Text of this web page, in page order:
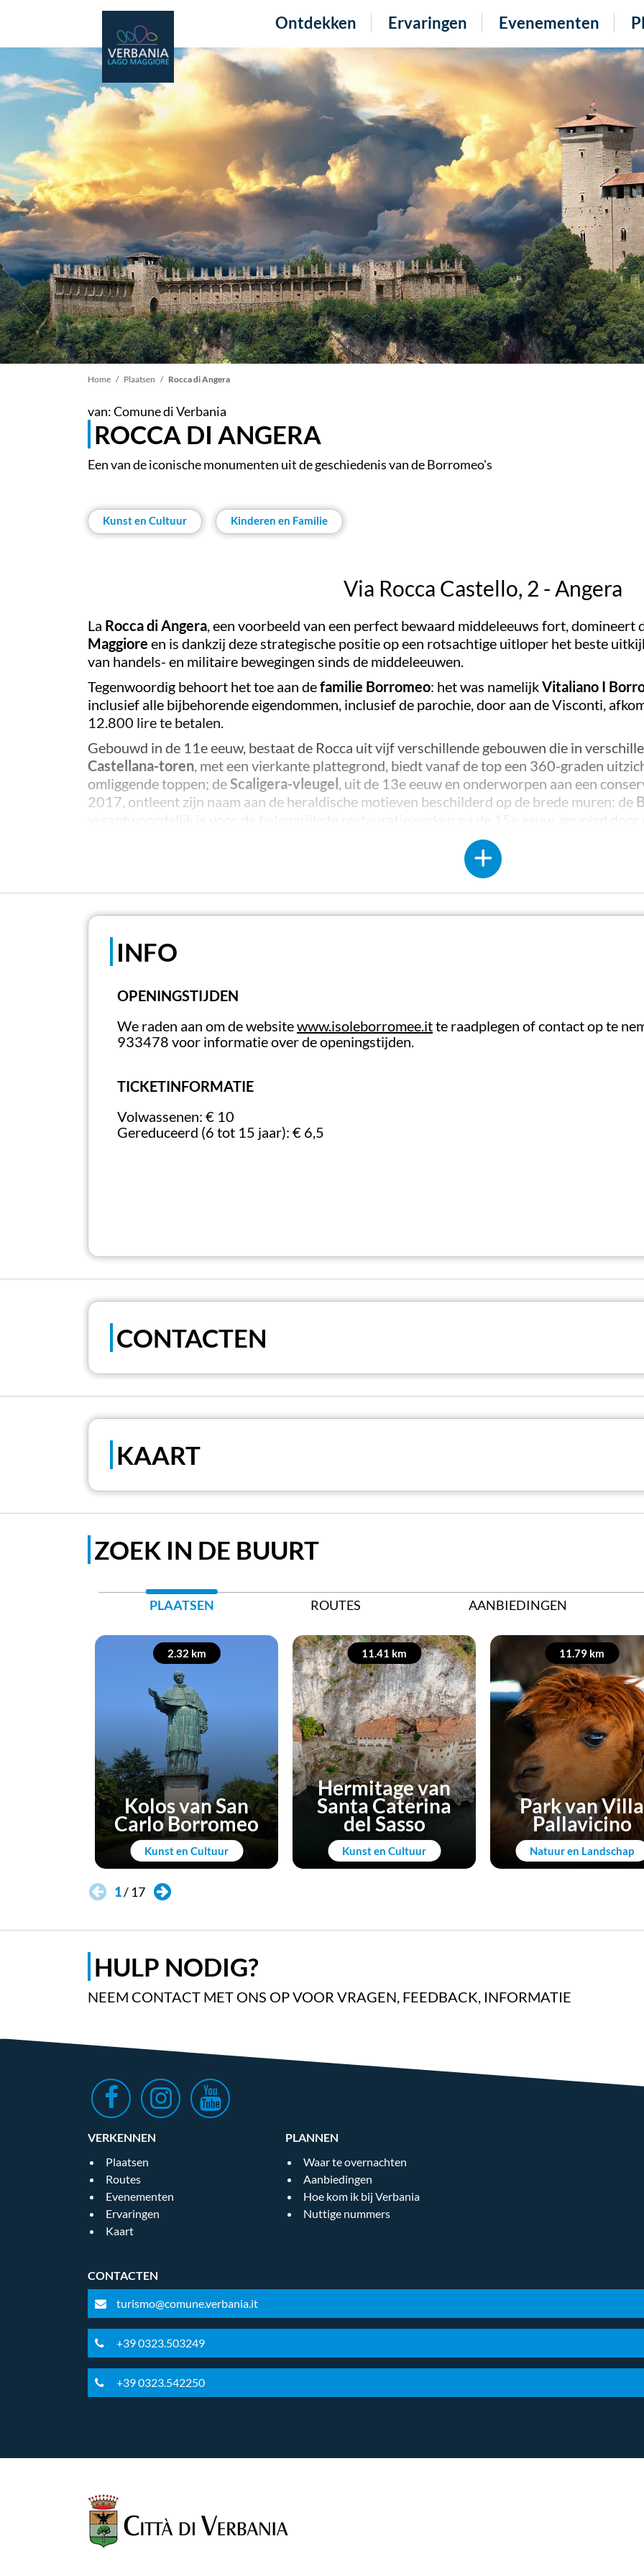
Ontdekken Ervaringen Evenementen
Kruimelpad
Home Plaatsen Rocca di Angera
van: Comune di Verbania
ROCCA DI ANGERA
Een van de iconische monumenten uit de geschiedenis van de Borromeo's
Kunst en Cultuur Kinderen en Familie
Via Rocca Castello, 2 - Angera
La Rocca di Angera, een voorbeeld van een perfect bewaard middeleeuws fort, domineert
Maggiore en is dankzij deze strategische positie op een rotsachtige uitloper het beste
van handels- en militaire bewegingen sinds de middeleeuwen.
Tegenwoordig behoort het toe aan defamilie Borromeo: het was namelijkVitaliano I
inclusief alle bijbehorende eigendommen, inclusief de parochie, door aan de Visconti,
12.800 lire te betalen.
Gebouwd in de 11e eeuw, bestaat de Rocca uit vijf verschillende gebouwen die in
Castellana-toren, met een vierkante plattegrond, biedt vanaf de top een 360-graden
omliggende toppen; deScaligera-vleugel, uit de 13e eeuw en onderworpen aan een
2017, ontleent zijn naam aan de heraldische motieven beschilderd op de brede muren; de
herbergt vandaag het
1988 door Prinses Bona Borromeo Arese, dat qua type het grootste in Europa is.
zuidelijke uiteinde van de Viscontea-vleugel.
Als je dichter bij de Rocca komt, word je overweldigd door de indrukwekkende omvang
van de middeleeuwse tuin
van een andere tijd ademen.
INFO
OPENINGSTIJDEN
We raden aan om de websitewww.isoleborromee.itte raadplegen of contact op te
933478 voor informatie over de openingstijden.
TICKETINFORMATIE
Volwassenen: € 10
Gereduceerd (6 tot 15 jaar): € 6,5
CONTACTEN
KAART
ZOEK IN DE BUURT
PLAATSEN ROUTES AANBIEDINGEN
2.32 km
Kunst en Cultuur
Kolos van San
Carlo Borromeo
11.41 km
Kunst en Cultuur
Hermitage van
Santa Caterina
del Sasso
11.79 km
Natuur en Landschap
Park van Villa
Pallavicino
1/ 17
HULP NODIG?
NEEM CONTACT MET ONS OP VOOR VRAGEN, FEEDBACK, INFORMATIE
VERKENNEN
Plaatsen
Routes
Evenementen
Ervaringen
Kaart
PLANNEN
Waar te overnachten
Aanbiedingen
Hoe kom ik bij Verbania
Nuttige nummers
CONTACTEN
turismo@comune.verbania.it
+39 0323.503249
+39 0323.542250